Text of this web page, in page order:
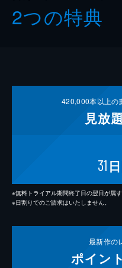
2つの特典
420,000本以上の
見放題
31
※無料トライアル期間終了日の翌日が属
※日割りでのご請求はいたしません。
最新作の
ポイント